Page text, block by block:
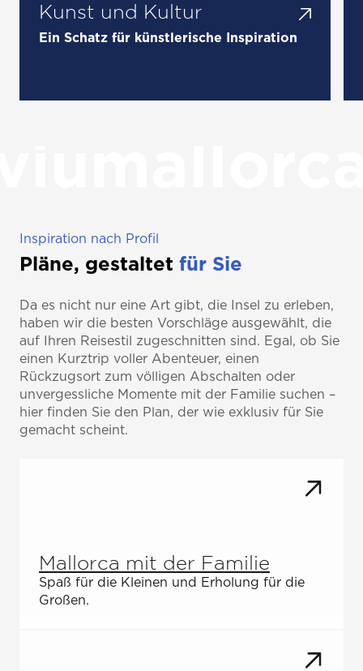
Kunst und Kultur
Ein Schatz für künstlerische Inspiration
Inspiration nach Profil
Pläne, gestaltet für Sie
Da es nicht nur eine Art gibt, die Insel zu erleben,
haben wir die besten Vorschläge ausgewählt, die
auf Ihren Reisestil zugeschnitten sind. Egal, ob Sie
einen Kurztrip voller Abenteuer, einen
Rückzugsort zum völligen Abschalten oder
unvergessliche Momente mit der Familie suchen –
hier finden Sie den Plan, der wie exklusiv für Sie
gemacht scheint.
Mallorca mit der Familie
Spaß für die Kleinen und Erholung für die
Großen.